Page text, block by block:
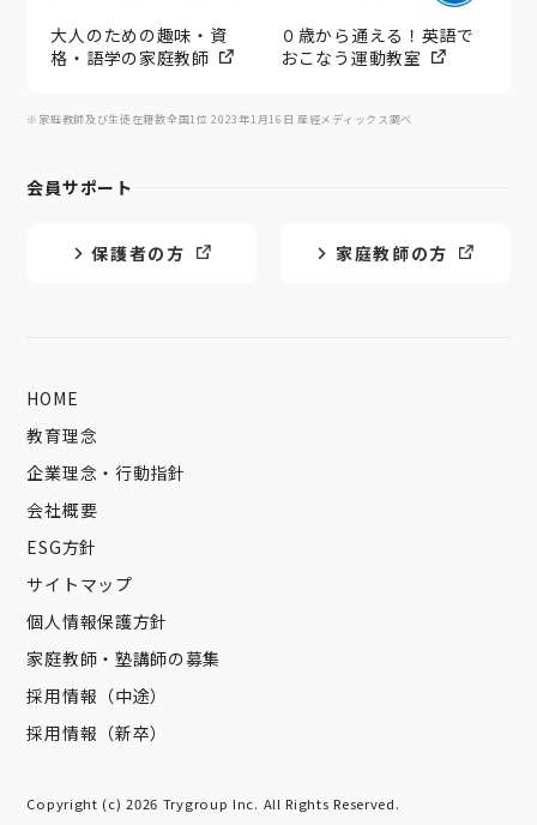
大人のための趣味・資
格・語学の家庭教師
０歳から通える！英語で
おこなう運動教室
※家庭教師及び生徒在籍数全国1位 2023年1月16日 産經メディックス調べ
会員サポート
保護者の方 家庭教師の方
HOME
教育理念
企業理念・行動指針
会社概要
ESG方針
サイトマップ
個人情報保護方針
家庭教師・塾講師の募集
採用情報（中途）
採用情報（新卒）
Copyright (c) 2026 Trygroup Inc. All Rights Reserved.